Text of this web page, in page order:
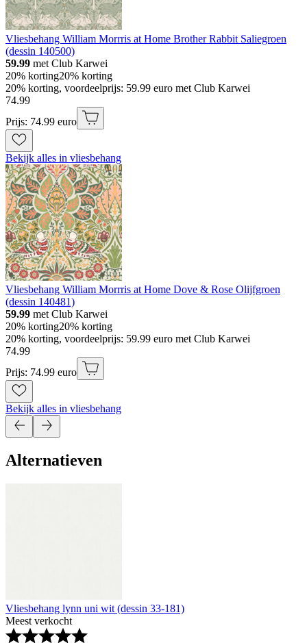
Vliesbehang William Morrris at Home Brother Rabbit Saliegroen
(dessin 140500)
59.99 met Club Karwei
20% korting20% korting
20% korting, voordeelprijs: 59.99 euro met Club Karwei
74.99
Prijs: 74.99 euro
Bekijk alles in vliesbehang
Vliesbehang William Morrris at Home Dove & Rose Olijfgroen
(dessin 140481)
59.99 met Club Karwei
20% korting20% korting
20% korting, voordeelprijs: 59.99 euro met Club Karwei
74.99
Prijs: 74.99 euro
Bekijk alles in vliesbehang
Alternatieven
Vliesbehang lynn uni wit (dessin 33-181)
Meest verkocht